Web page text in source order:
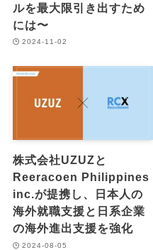
ルを最大限引き出すため
には〜
2024-11-02
株式会社UZUZと
Reeracoen Philippines
inc.が提携し、日本人の
海外就職支援と日系企業
の海外進出支援を強化
2024-08-05